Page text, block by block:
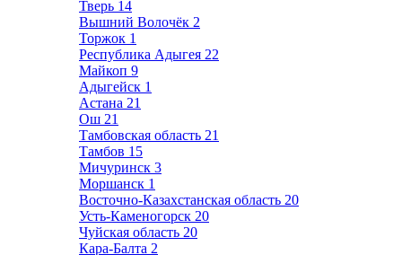
Тверь 14
Вышний Волочёк 2
Торжок 1
Республика Адыгея 22
Майкоп 9
Адыгейск 1
Астана 21
Ош 21
Тамбовская область 21
Тамбов 15
Мичуринск 3
Моршанск 1
Восточно-Казахстанская область 20
Усть-Каменогорск 20
Чуйская область 20
Кара-Балта 2